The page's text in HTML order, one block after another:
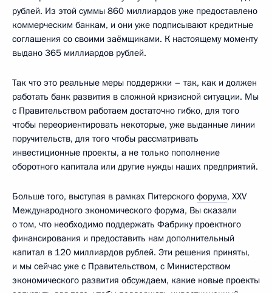
рублей. Из этой суммы 860 миллиардов уже предоставлено
коммерческим банкам, и они уже подписывают кредитные
соглашения со своими заёмщиками. К настоящему моменту
выдано 365 миллиардов рублей.
Так что это реальные меры поддержки – так, как и должен
работать банк развития в сложной кризисной ситуации. Мы
с Правительством работаем достаточно гибко, для того
чтобы переориентировать некоторые, уже выданные линии
поручительств, для того чтобы рассматривать
инвестиционные проекты, а не только пополнение
оборотного капитала или другие нужды наших предприятий.
Больше того, выступая в рамках Питерского форума, XXV
Международного экономического форума, Вы сказали
о том, что необходимо поддержать Фабрику проектного
финансирования и предоставить нам дополнительный
капитал в 120 миллиардов рублей. Эти решения приняты,
и мы сейчас уже с Правительством, с Министерством
экономического развития обсуждаем, какие новые проекты